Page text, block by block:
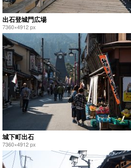
出石登城門広場
7360×4912 px
城下町出石
7360×4912 px